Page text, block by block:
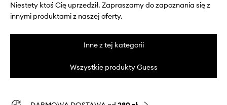
Niestety ktoś Cię uprzedził. Zapraszamy do zapoznania się z
innymi produktami z naszej oferty.
Inne z tej kategorii
Wszystkie produkty Guess